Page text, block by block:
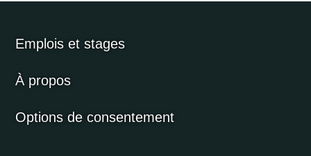
Emplois et stages
À propos
Options de consentement